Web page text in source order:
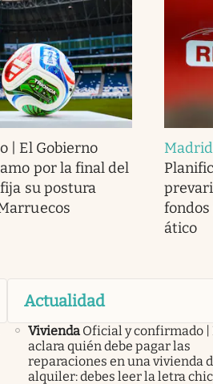
| El Gobierno
por la final del
su postura
Madrid
ático
Actualidad
Vivienda Oficial y confirmado |
aclara quién debe pagar las
reparaciones en una vivienda
alquiler: debes leer la letra